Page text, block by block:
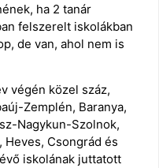
ha 2 tanár
felszerelt iskolákban
de van, ahol nem is
végén közel száz,
Zemplén, Baranya,
Nagykun-Szolnok,
Heves, Csongrád és
iskolának juttatott